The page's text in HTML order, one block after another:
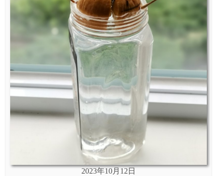
2023年10月12日